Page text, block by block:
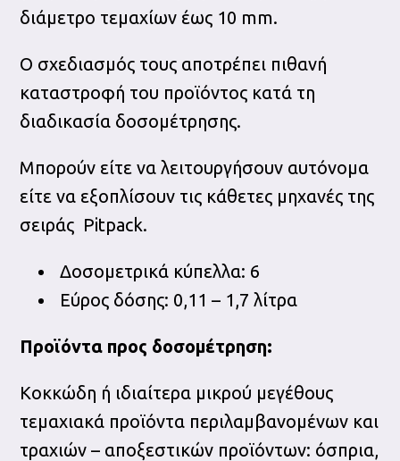
διάμετρο τεμαχίων έως 10 mm.
Ο σχεδιασμός τους αποτρέπει πιθανή
καταστροφή του προϊόντος κατά τη
διαδικασία δοσομέτρησης.
Μπορούν είτε να λειτουργήσουν αυτόνομα
είτε να εξοπλίσουν τις κάθετες μηχανές της
σειράς Pitpack.
Δοσομετρικά κύπελλα: 6
Εύρος δόσης: 0,11 – 1,7 λίτρα
Προϊόντα προς δοσομέτρηση:
Κοκκώδη ή ιδιαίτερα μικρού μεγέθους
τεμαχιακά προϊόντα περιλαμβανομένων και
τραχιών – αποξεστικών προϊόντων: όσπρια,